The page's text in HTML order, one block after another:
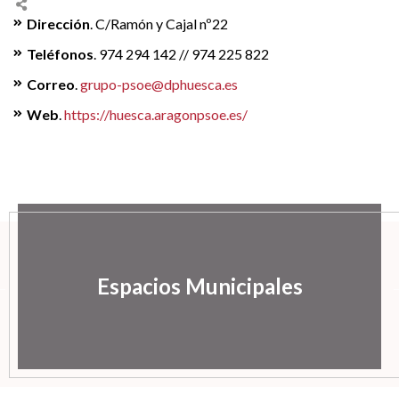
Dirección. C/Ramón y Cajal nº22
Teléfonos. 974 294 142 // 974 225 822
Correo.grupo-psoe@dphuesca.es
Web.https://huesca.aragonpsoe.es/
Espacios Municipales